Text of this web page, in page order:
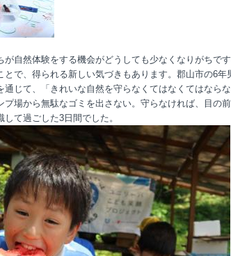
自然体験をする機会がどうしても少なくなりがちです
とで、得られる新しい気づきもあります。郡山市の6年
じて、「きれいな自然を守らなくてはなくてはならな
プ場から無駄なゴミを出さない。守らなければ、目の
て過ごした3日間でした。